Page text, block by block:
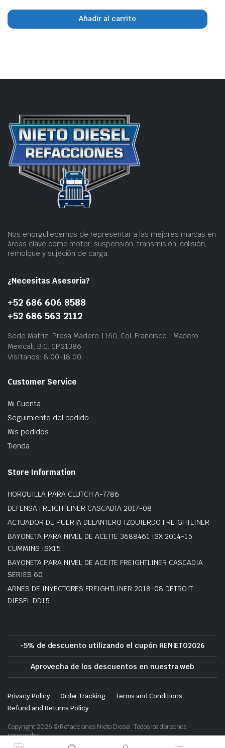
Añadir al carrito
Nos enorgullecemos de representar a las mejores marcas en
áreas clave como motor, suspensión, transmisión, colisión,
remolque y sujeción de carga.
¿Necesitas Asesoría?
+52 686 606 8588
+52 686 563 2112
Sede Matriz: Presa Madero 1160, Col. Francisco I Madero
Mexicali, B.C. CP.21386
Visítanos: 8:00-18:00
Customer Service
Mi Cuenta
Seguimiento del pedido
Mis pedidos
Tienda
Store Information
HORQUILLA PARA CLUTCH A-7786
DEFENSA FREIGHTLINER CASCADIA 2017-08
ACTUADOR DE PUERTA DELANTERO IZQUIERDO FREIGHTLINER
BAYONETA PARA NIVEL DE ACEITE 3688461 ISX 2014-15
CUMMINS ISX15
BAYONETA PARA NIVEL DE ACEITE FREIGHTLINER CASCADIA
SERIES 60
ARNES DE INYECTORES FREIGHTLINER 2018-08 DETROIT
DIESEL DD15
-5% de descuento utilizando el cupón RENIETO2026
Aprovecha de los descuentos en nuestra web
Privacy Policy Order Tracking
Terms and Conditions
Refund and Returns Policy
Copyright 2026 © Refacciones Nieto Diesel. Todos los derechos
reservados.